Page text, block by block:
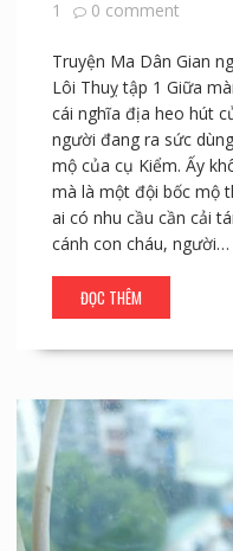
1 0 comment
Truyện Ma Dân Gian
Lôi Thuỵ tập 1 Giữa
cái nghĩa địa heo hút
người đang ra sức
mộ của cụ Kiểm. Ấy
mà là một đội bốc mộ
ai có nhu cầu cần cải
cánh con cháu, người…
ĐỌC THÊM